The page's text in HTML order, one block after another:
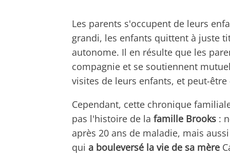
Les parents s'occupent de leurs
grandi, les enfants quittent à juste
autonome. Il en résulte que les
compagnie et se soutiennent
visites de leurs enfants, et peut-
Cependant, cette chronique
pas l'histoire de la famille Brooks :
après 20 ans de maladie, mais
qui a bouleversé la vie de sa mère